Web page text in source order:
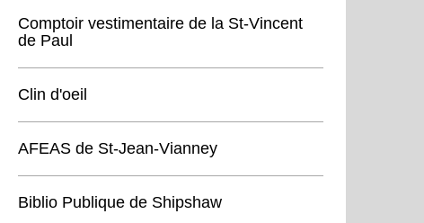
Comptoir vestimentaire de la St-Vincent
de Paul
Clin d'oeil
AFEAS de St-Jean-Vianney
Biblio Publique de Shipshaw